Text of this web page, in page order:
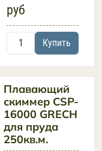
руб
Купить
Плавающий
скиммер CSP-
16000 GRECH
для пруда
250кв.м.